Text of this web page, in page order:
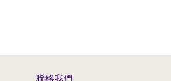
聯絡我們